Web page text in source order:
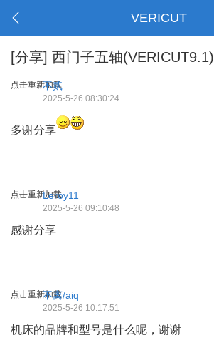
VERICUT
[分享] 西门子五轴(VERICUT9.1)
点击重新加载
不贰
2025-5-26 08:30:24
多谢分享
点击重新加载
Leroy11
2025-5-26 09:10:48
感谢分享
点击重新加载不离/aiq
2025-5-26 10:17:51
机床的品牌和型号是什么呢，谢谢